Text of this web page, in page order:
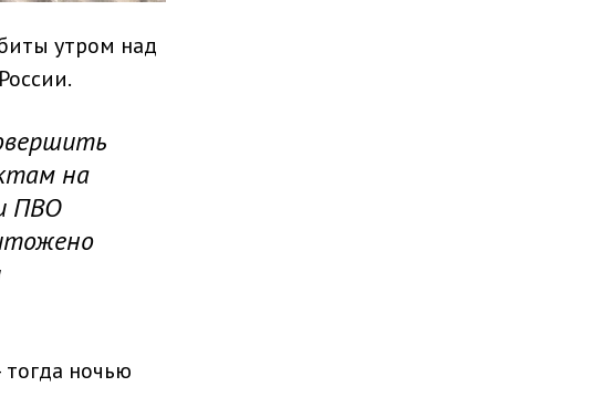
утром над
на
ПВО
ночью